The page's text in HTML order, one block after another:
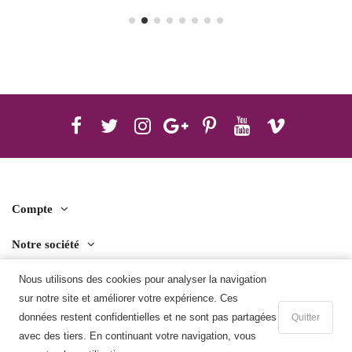
Nous utilisons des cookies pour analyser la navigation
sur notre site et améliorer votre expérience. Ces
données restent confidentielles et ne sont pas partagées
avec des tiers. En continuant votre navigation, vous
Quitter
Ajouter au panier
Compte
Notre société
Contact us
Télécharger l'application mobile